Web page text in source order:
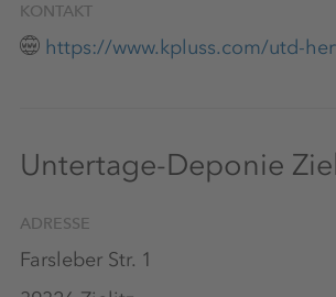
KONTAKT
https://www.kpluss.com/utd-
Untertage-Deponie
ADRESSE
Farsleber Str. 1